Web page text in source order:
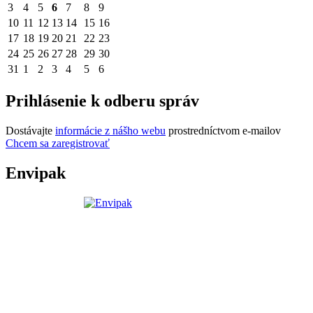
3
4 5 6 7 8
9
10 11 12 13 14 15 16
17 18 19 20 21 22 23
24 25 26 27 28 29 30
31 1 2 3 4 5 6
Prihlásenie k odberu správ
Dostávajte informácie z nášho webu prostredníctvom e-mailov
Chcem sa zaregistrovať
Envipak